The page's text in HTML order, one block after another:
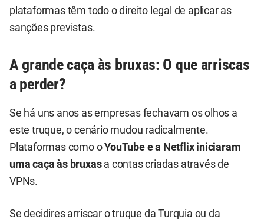
plataformas têm todo o direito legal de aplicar as
sanções previstas.
A grande caça às bruxas: O que arriscas
a perder?
Se há uns anos as empresas fechavam os olhos a
este truque, o cenário mudou radicalmente.
Plataformas como oYouTube e a Netflix iniciaram
uma caça às bruxasa contas criadas através de
VPNs.
Se decidires arriscar o truque da Turquia ou da